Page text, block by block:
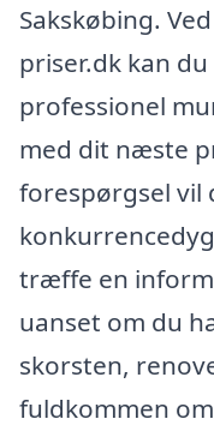
Sakskøbing.
priser.dk kan
professionel
med dit næste
forespørgsel vil
træffe en
uanset om du
skorsten,
fuldkommen